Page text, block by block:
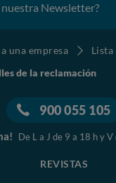
Newsletter?
una empresa
Lista
de la reclamación
900 055 105
De L a J de 9 a 18 h y
REVISTAS